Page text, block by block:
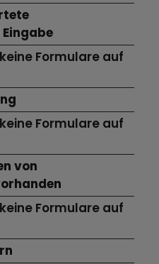
Formulare auf
Formulare auf
von
Formulare auf